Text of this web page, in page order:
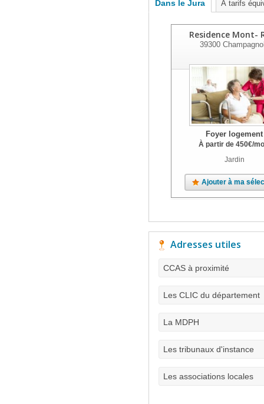
Dans le Jura À tarifs
Residence Mont-
39300
Foyer logement
À partir de 450€/
Jardin
Ajouter à ma
Adresses utiles
CCAS à proximité
Les CLIC du département
La MDPH
Les tribunaux d'instance
Les associations locales